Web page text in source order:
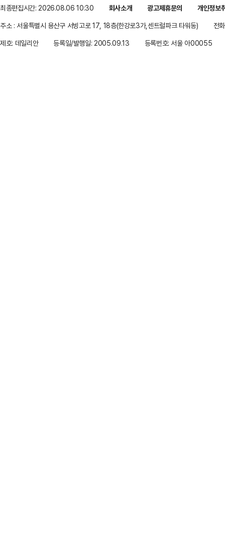
최종편집시간: 2026.08.06 10:30 회사소개 광고제휴문의
개인정보
주소 : 서울특별시 용산구 서빙고로 17, 18층(한강로3가,센트럴파크 타워동)
전
제호: 데일리안
등록일/발행일: 2005.09.13 등록번호: 서울 아00055